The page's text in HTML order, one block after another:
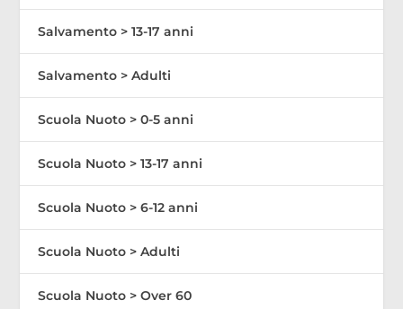
Salvamento > 13-17 anni
Salvamento > Adulti
Scuola Nuoto > 0-5 anni
Scuola Nuoto > 13-17 anni
Scuola Nuoto > 6-12 anni
Scuola Nuoto > Adulti
Scuola Nuoto > Over 60